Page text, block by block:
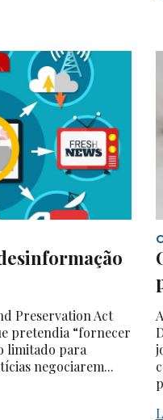
Preservation Act
pretendia “fornecer
limitado para
negociarem...